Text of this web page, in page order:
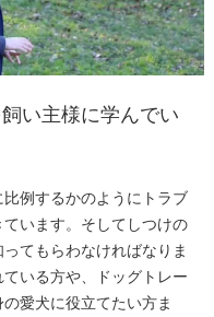
い主様に学んでい
例するかのようにトラブ
います。そしてしつけの
てもらわなければなりま
いる方や、ドッグトレー
愛犬に役立てたい方ま